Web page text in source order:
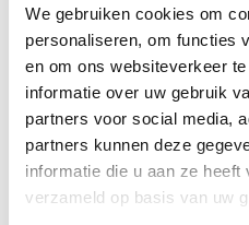
We gebruiken cookies om
personaliseren, om functies
en om ons websiteverkeer
informatie over uw gebruik
partners voor social media,
partners kunnen deze
informatie die u aan ze
verzameld op basis van uw
Onderwijs
Decreet van 3 april 2009
subsidies voor de uitbouw,
promotie van het
universiteiten en
subsidiëring van een